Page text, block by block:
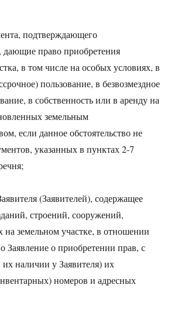
подтверждающего
дающие право приобретения
в том числе на особых условиях, в
пользование, в безвозмездное
в собственность или в аренду на
земельным
если данное обстоятельство не
указанных в пунктах 2-7
(Заявителей), содержащее
строений, сооружений,
земельном участке, в отношении
Заявление о приобретении прав, с
наличии у Заявителя) их
номеров и адресных